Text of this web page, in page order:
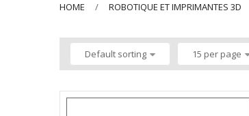
HOME ROBOTIQUE ET IMPRIMANTES 3D
Default sorting 15 per page